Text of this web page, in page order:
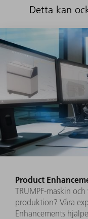
Detta kan
Product
TRUMPF-maskin
produktion? Våra
Enhancements